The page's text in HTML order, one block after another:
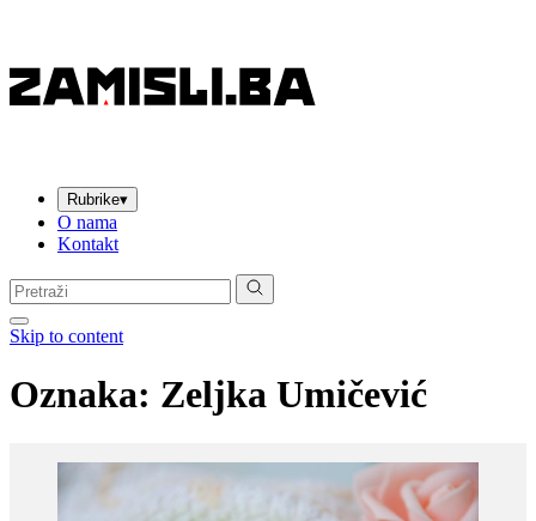
Rubrike▾
O nama
Kontakt
Pretraga:
Skip to content
Oznaka: Zeljka Umičević